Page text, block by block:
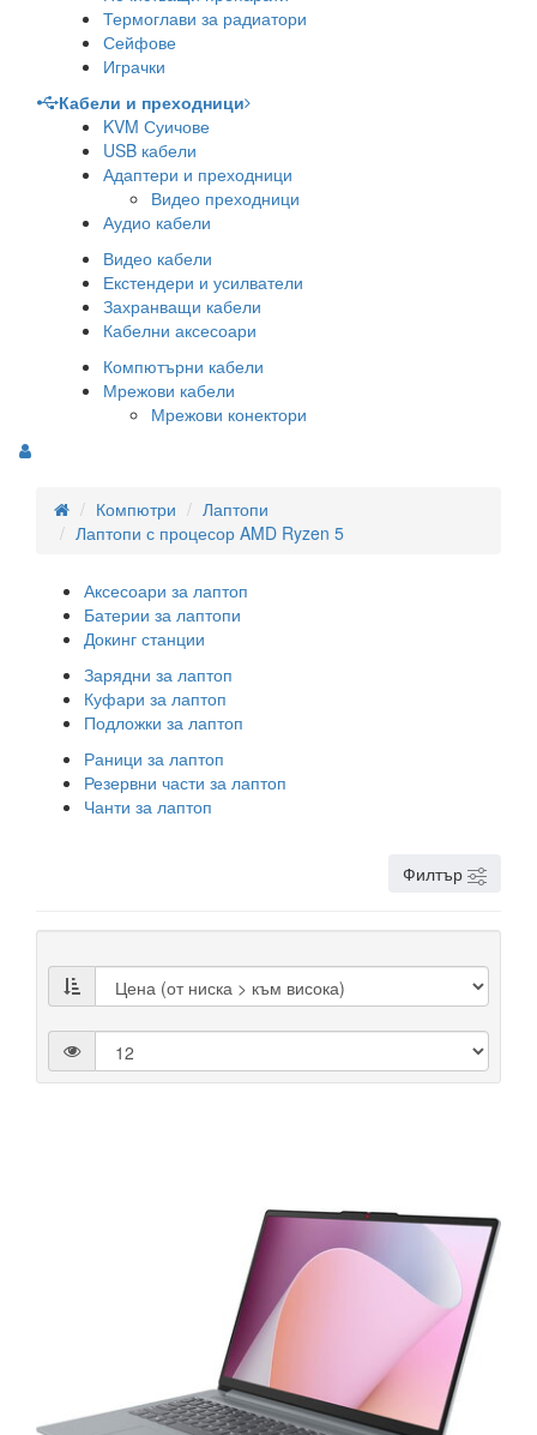
Термоглави за радиатори
Сейфове
Играчки
Кабели и преходници
KVM Суичове
USB кабели
Адаптери и преходници
Видео преходници
Аудио кабели
Видео кабели
Екстендери и усилватели
Захранващи кабели
Кабелни аксесоари
Компютърни кабели
Мрежови кабели
Мрежови конектори
Компютри
Лаптопи
Лаптопи с процесор AMD Ryzen 5
Аксесоари за лаптоп
Батерии за лаптопи
Докинг станции
Зарядни за лаптоп
Куфари за лаптоп
Подложки за лаптоп
Раници за лаптоп
Резервни части за лаптоп
Чанти за лаптоп
Филтър